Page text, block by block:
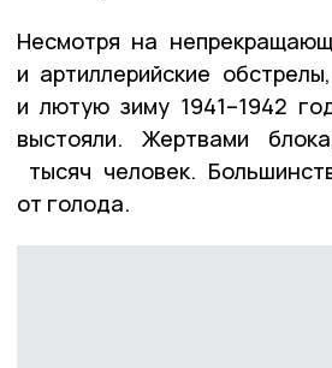
Несмотря на
и артиллерийские
и лютую зиму 1941–1942
выстояли. Жертвами
тысяч человек.
от голода.